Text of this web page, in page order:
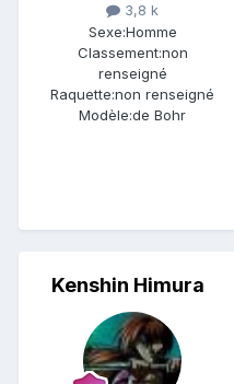
3,8 k
Sexe:Homme
Classement:non
renseigné
Raquette:non renseigné
Modèle:de Bohr
Kenshin Himura